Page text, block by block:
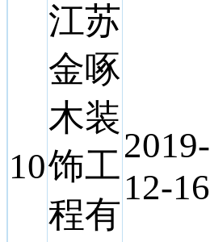
10
江苏
金啄
木装
饰工
程有
2019-
12-16